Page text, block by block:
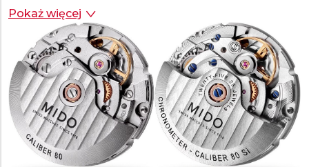
precyzja i wyjątkowa trwałość to cechy zegarków z
kolekcji sportowej Multifort. Modele Belluna zaskoczą
połączeniem stylu, jakości i eleganckiego wzornictwa.
pracuje z częstotliwością 21 600 wahnięć na godzinę (3
Hz) na 25 kamieniach łożyskowych. Kluczowym
elementem kalibru jest antymagnetyczny włos balansu
Nivachron™ wykonany ze stopu tytanu, opracowany
przez Swatch Group we współpracy z manufakturą
Audemars Piguet. Zastosowanie tego nowoczesnego
materiału sprawia, że mechanizm jest nie tylko
dokładniejszy, ale również wysoce odporny na wpływ
pól magnetycznych oraz wstrząsy. Kaliber występuje w
kilku wersjach konstrukcyjnych bazujących na
sprawdzonych jednostkach ETA C07.611 oraz ETA
Pokaż więcej